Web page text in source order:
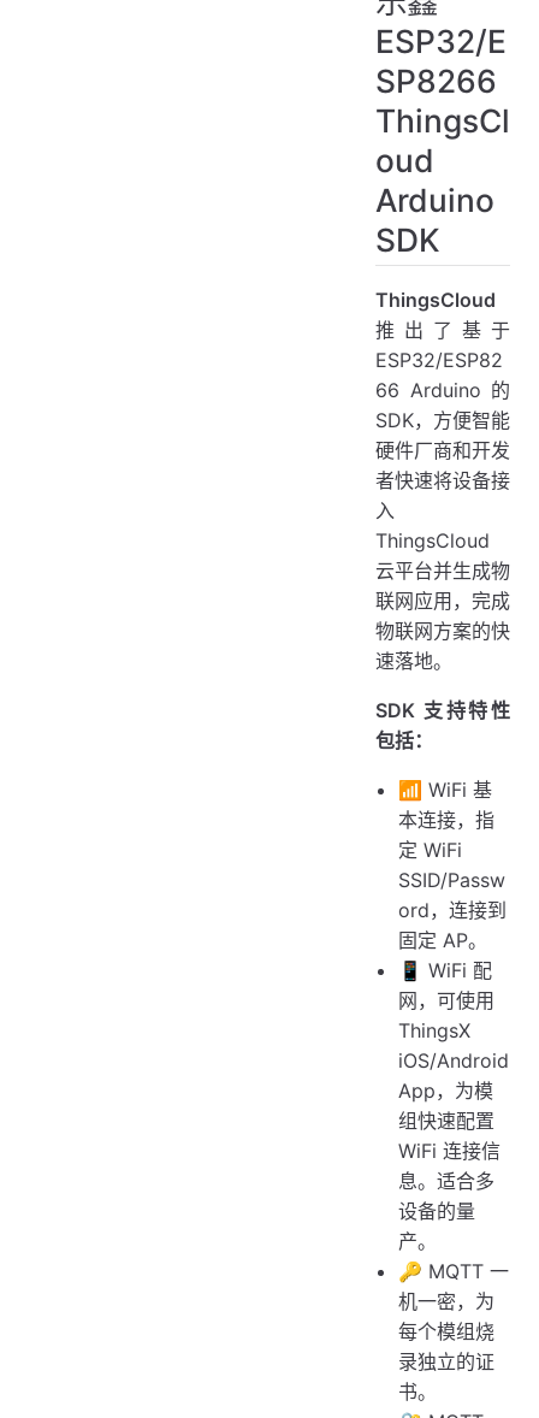
ESP32/E
SP8266
ThingsCl
oud
Arduino
SDK
ThingsCloud
推出了基于
ESP32/ESP82
66 Arduino 的
SDK，方便智能
硬件厂商和开发
者快速将设备接
入
ThingsCloud
云平台并生成物
联网应用，完成
物联网方案的快
速落地。
SDK 支持特性
包括：
📶 WiFi 基
本连接，指
定 WiFi
SSID/Passw
ord，连接到
固定 AP。
📱 WiFi 配
网，可使用
ThingsX
iOS/Android
App，为模
组快速配置
WiFi 连接信
息。适合多
设备的量
产。
🔑 MQTT 一
机一密，为
每个模组烧
录独立的证
书。